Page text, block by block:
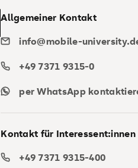
Allgemeiner Kontakt
info@mobile-
+49 7371 9315-0
per WhatsApp
Kontakt für Interessent:innen
+49 7371 9315-400